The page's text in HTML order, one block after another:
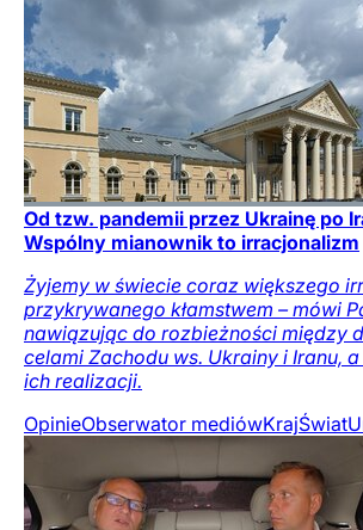
Od tzw. pandemii przez Ukrainę po
Wspólny mianownik to irracjonalizm
Żyjemy w świecie coraz większego
przykrywanego kłamstwem – mówi
nawiązując do rozbieżności między
celami Zachodu ws. Ukrainy i Iranu,
ich realizacji.
OpinieObserwator mediówKrajŚwiat